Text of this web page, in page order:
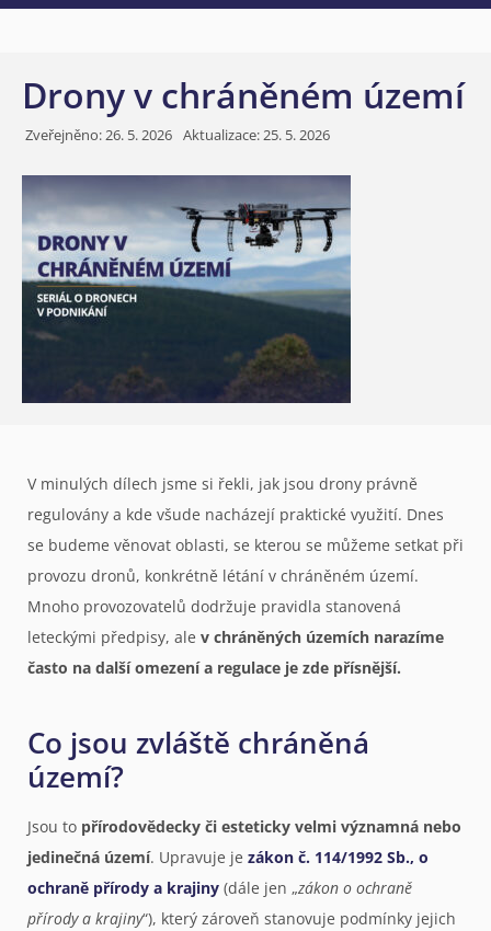
Drony v chráněném území
Zveřejněno:26. 5. 2026 Aktualizace: 25. 5. 2026
V minulých dílech jsme si řekli, jak jsou drony právně
regulovány a kde všude nacházejí praktické využití. Dnes
se budeme věnovat oblasti, se kterou se můžeme setkat při
provozu dronů, konkrétně létání v chráněném území.
Mnoho provozovatelů dodržuje pravidla stanovená
leteckými předpisy, ale v chráněných územích narazíme
často na další omezení a regulace je zde přísnější.
Co jsou zvláště chráněná
území?
Jsou to přírodovědecky či esteticky velmi významná nebo
jedinečná území. Upravuje je zákon č. 114/1992 Sb., o
ochraně přírody a krajiny (dále jen „zákon o ochraně
přírody a krajiny“), který zároveň stanovuje podmínky jejich